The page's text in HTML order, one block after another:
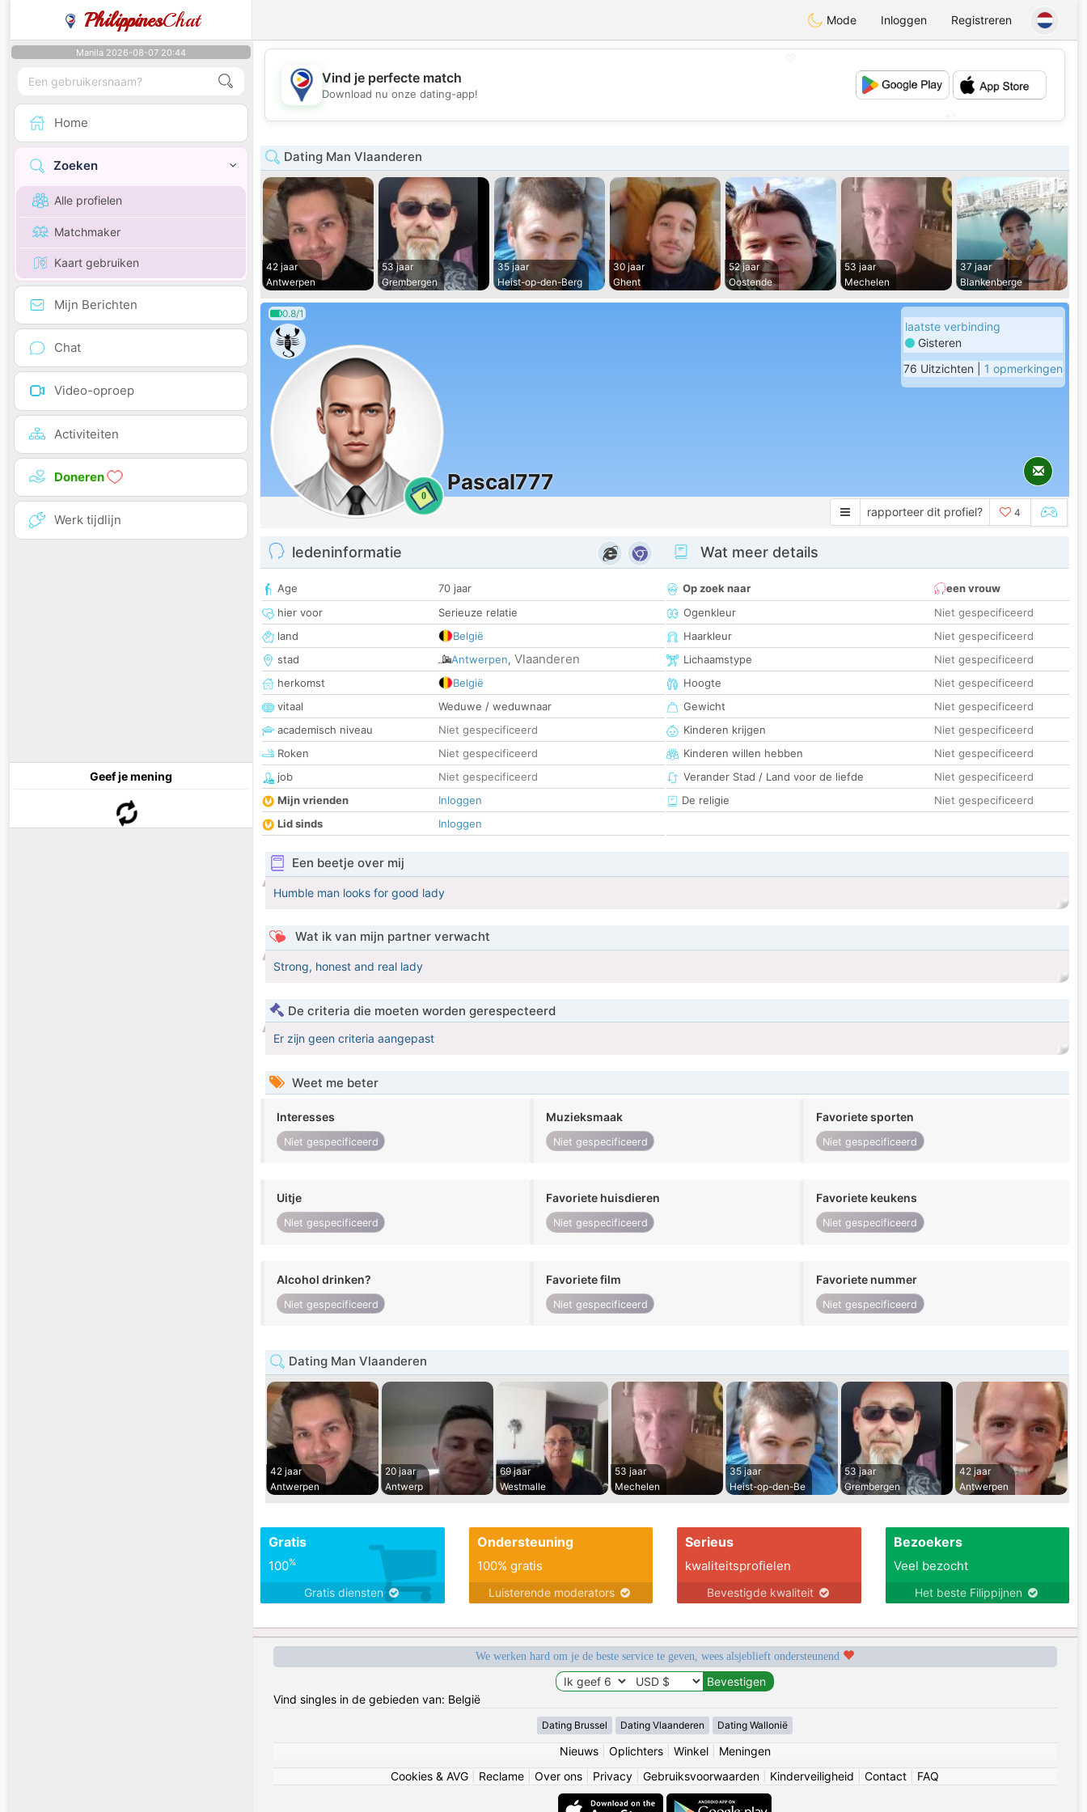
PhilippinesChat Mode Inloggen Registreren
Manila 2026-08-07 20:44
Home
Zoeken
Alle profielen
Matchmaker
Kaart gebruiken
Mijn Berichten
Chat
Video-oproep
Activiteiten
Doneren
Werk tijdlijn
Geef je mening
💖
💕
Vind je perfecte match
Download nu onze dating-app!
Dating Man Vlaanderen
42 jaar
Antwerpen
53 jaar
Grembergen
35 jaar
Heist-op-den-Berg
30 jaar
Ghent
52 jaar
Oostende
53 jaar
Mechelen
37 jaar
Blankenberge
0.8/1
0
Pascal777
laatste verbinding
Gisteren
76 Uitzichten | 1 opmerkingen
rapporteer dit profiel? 4
ledeninformatie
Age
70 jaar
hier voor
Serieuze relatie
land
België
stad
Antwerpen, Vlaanderen
herkomst
België
vitaal
Weduwe / weduwnaar
academisch niveau
Niet gespecificeerd
Roken
Niet gespecificeerd
job
Niet gespecificeerd
Mijn vrienden
Inloggen
Lid sinds
Inloggen
Wat meer details
Op zoek naar
een vrouw
Ogenkleur
Niet gespecificeerd
Haarkleur
Niet gespecificeerd
Lichaamstype
Niet gespecificeerd
Hoogte
Niet gespecificeerd
Gewicht
Niet gespecificeerd
Kinderen krijgen
Niet gespecificeerd
Kinderen willen hebben
Niet gespecificeerd
Verander Stad / Land voor de liefde
Niet gespecificeerd
De religie
Niet gespecificeerd
Een beetje over mij
Humble man looks for good lady
Wat ik van mijn partner verwacht
Strong, honest and real lady
De criteria die moeten worden gerespecteerd
Er zijn geen criteria aangepast
Weet me beter
Interesses
Niet gespecificeerd
Muzieksmaak
Niet gespecificeerd
Favoriete sporten
Niet gespecificeerd
Uitje
Niet gespecificeerd
Favoriete huisdieren
Niet gespecificeerd
Favoriete keukens
Niet gespecificeerd
Alcohol drinken?
Niet gespecificeerd
Favoriete film
Niet gespecificeerd
Favoriete nummer
Niet gespecificeerd
Dating Man Vlaanderen
42 jaar
Antwerpen
20 jaar
Antwerp
69 jaar
Westmalle
53 jaar
Mechelen
35 jaar
Heist-op-den-Be
53 jaar
Grembergen
42 jaar
Antwerpen
Gratis
100%
Gratis diensten
Ondersteuning
100% gratis
Luisterende moderators
Serieus
kwaliteitsprofielen
Bevestigde kwaliteit
Bezoekers
Veel bezocht
Het beste Filippijnen
We werken hard om je de beste service te geven, wees alsjeblieft ondersteunend
Vind singles in de gebieden van: België
Dating Brussel Dating Vlaanderen Dating Wallonië
Nieuws| Oplichters| Winkel| Meningen
Cookies & AVG
Reclame Over ons Privacy Gebruiksvoorwaarden Kinderveiligheid Contact FAQ